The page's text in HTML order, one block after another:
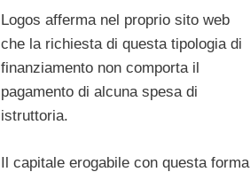
Logos afferma nel proprio sito web
che la richiesta di questa tipologia di
finanziamento non comporta il
pagamento di alcuna spesa di
istruttoria.
Il capitale erogabile con questa forma